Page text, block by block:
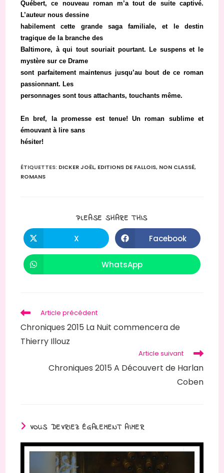
Québert, ce nouveau roman m’a tout de suite captivé.
L’auteur nous dessine
habilement cette grande saga familiale, et le destin
tragique de la branche des
Baltimore, à qui tout souriait pourtant. Le suspens et le
mystère sur ce Drame
sont parfaitement maintenus jusqu’au bout de ce roman
passionnant. Les
personnages sont tous attachants, touchants même.
En bref, la promesse est tenue! Un roman sublime et
émouvant à lire sans
hésiter!
ÉTIQUETTES: DICKER JOËL, EDITIONS DE FALLOIS, NON CLASSÉ,
ROMANS
PLEASE SHARE THISPARTAGER
Ouvrir
dans
une
X Ouvrir
dans
une
Facebook
Ouvrir
dans
WhatsApp
Read
more
articles
Article précédent
Chroniques 2015 La Nuit commencera de
Thierry Illouz
Article suivant
Chroniques 2015 A Découvert de Harlan
Coben
VOUS DEVRIEZ ÉGALEMENT AIMER